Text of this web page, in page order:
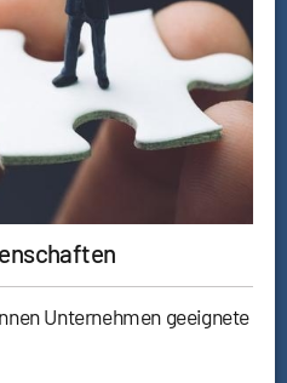
Unternehmen geeignete